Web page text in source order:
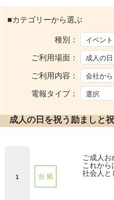
■カテゴリーから選ぶ
種別：
ご利用場面：
ご利用内容：
電報タイプ：
成人の日を祝う励ましと
1 台 紙
ご成人お
これから
社会人と